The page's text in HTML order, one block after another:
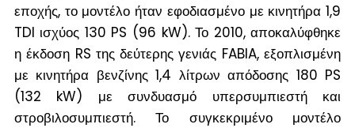
εποχής, το μοντέλο ήταν εφοδιασμένο με κινητήρα 1,9
TDI ισχύος 130 PS (96 kW). Το 2010, αποκαλύφθηκε
η έκδοση RS της δεύτερης γενιάς FABIA, εξοπλισμένη
με κινητήρα βενζίνης 1,4 λίτρων απόδοσης 180 PS
(132 kW) με συνδυασμό υπερσυμπιεστή και
στροβιλοσυμπιεστή. Το συγκεκριμένο μοντέλο